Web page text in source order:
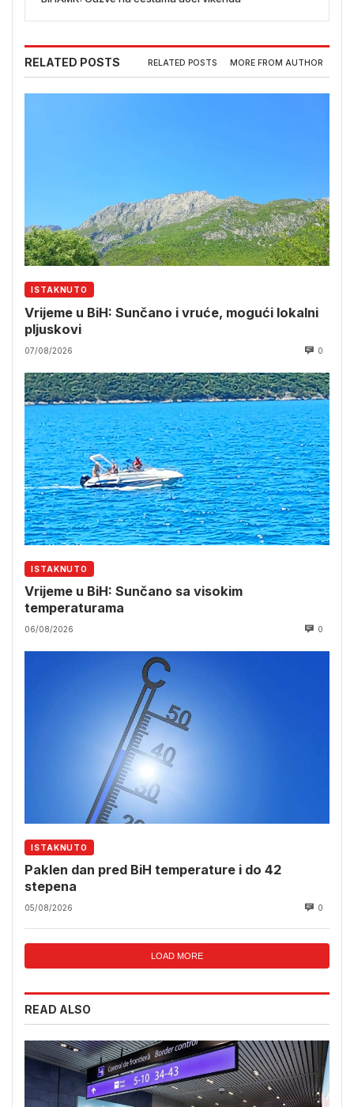
RELATED POSTS RELATED POSTS MORE FROM AUTHOR
ISTAKNUTO
Vrijeme u BiH: Sunčano i vruće, mogući lokalni
pljuskovi
07/08/2026 0
ISTAKNUTO
Vrijeme u BiH: Sunčano sa visokim
temperaturama
06/08/2026 0
ISTAKNUTO
Paklen dan pred BiH temperature i do 42
stepena
05/08/2026 0
LOAD MORE
READ ALSO